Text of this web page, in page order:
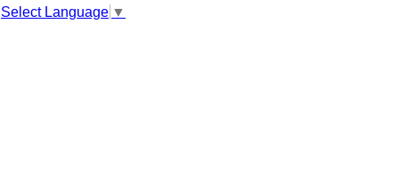
Select Language ▼